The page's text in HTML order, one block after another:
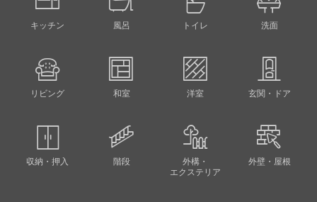
キッチン 風呂 トイレ 洗面
リビング 和室 洋室 玄関・ドア
収納・押入 階段
外構・
エクステリア
外壁・屋根